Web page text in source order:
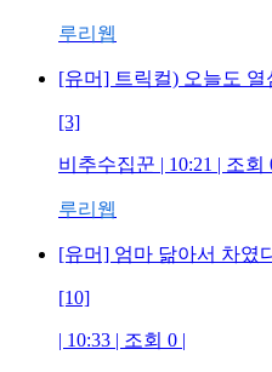
루리웹
[유머] 트릭컬) 오늘도
[3]
비추수집꾼 | 10:21 | 조회
루리웹
[유머] 엄마 닮아서 차였
[10]
| 10:33 | 조회 0 |